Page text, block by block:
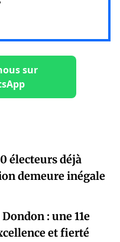
sur
électeurs déjà
demeure inégale
: une 11e
et fierté